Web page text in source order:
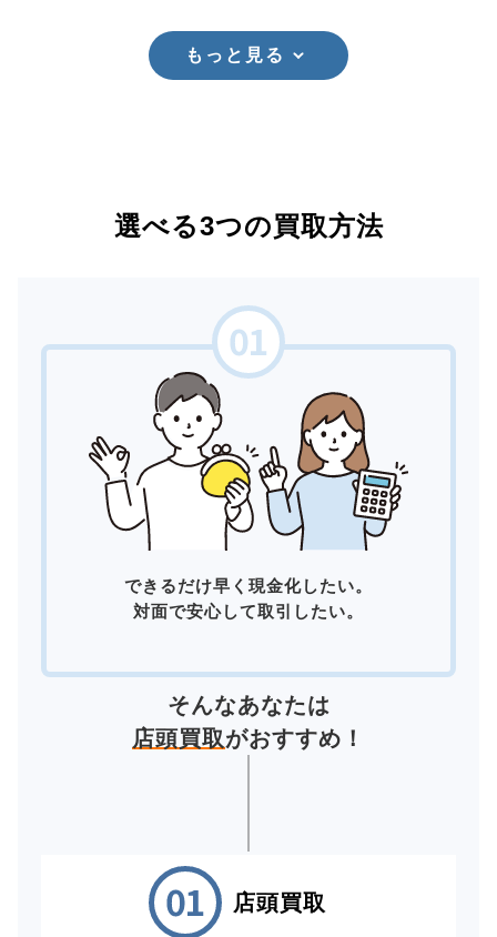
もっと見る
選べる3つの買取方法
できるだけ早く現金化したい。
対面で安心して取引したい。
そんなあなたは
店頭買取がおすすめ！
店頭買取